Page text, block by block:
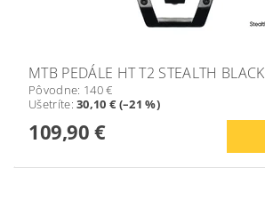
MTB PEDÁLE HT T2 STEALTH BLACK
Pôvodne: 140 €
Ušetríte:30,10 € (–21 %)
109,90 €